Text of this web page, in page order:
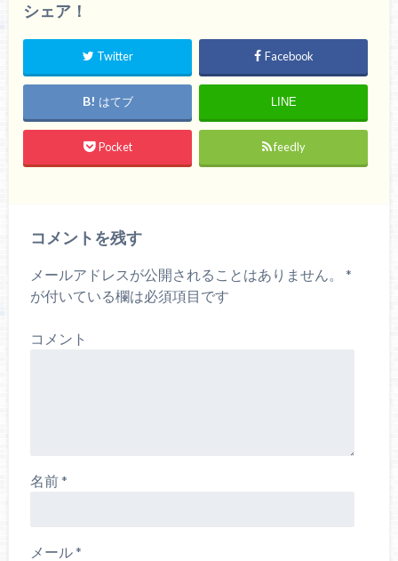
シェア！
Twitter Facebook
はてブ LINE
Pocket feedly
コメントを残す
メールアドレスが公開されることはありません。
*
が付いている欄は必須項目です
コメント
名前*
メール*